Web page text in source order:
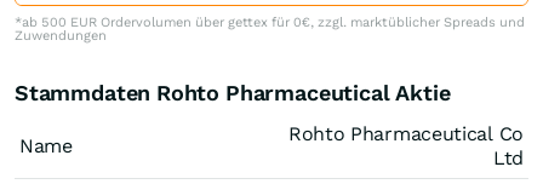
*ab 500 EUR Ordervolumen über gettex für 0€, zzgl. marktüblicher Spreads und
Zuwendungen
Stammdaten Rohto Pharmaceutical Aktie
Name
Rohto Pharmaceutical Co
Ltd